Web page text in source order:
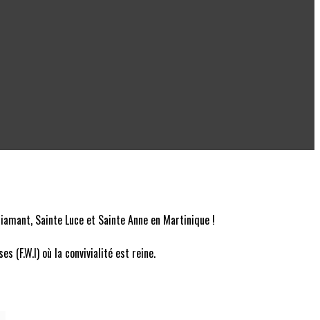
Sainte Luce et Sainte Anne en Martinique !
(F.W.I) où la convivialité est reine.